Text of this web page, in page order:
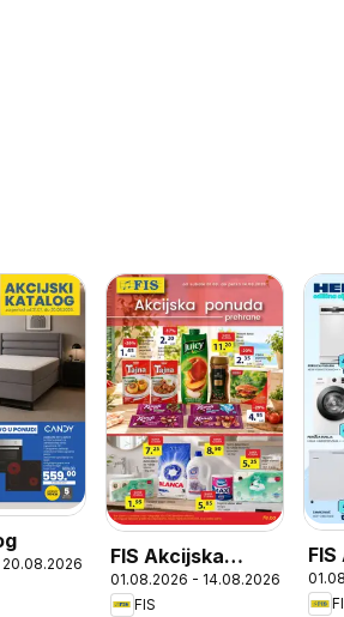
FIS Akcijska
ponuda
01.08.2026 - 14.08.2026
FIS